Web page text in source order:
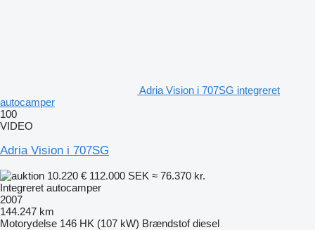
Adria Vision i 707SG integreret
autocamper
100
VIDEO
Adria Vision i 707SG
10.220 € 112.000 SEK ≈ 76.370 kr.
Integreret autocamper
2007
144.247 km
Motorydelse 146 HK (107 kW) Brændstof diesel